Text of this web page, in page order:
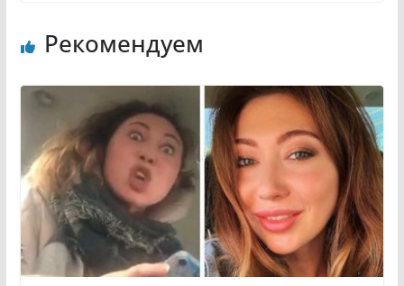
o
a
s
s
n
i
i
e
r
a
m
Рекомендуем